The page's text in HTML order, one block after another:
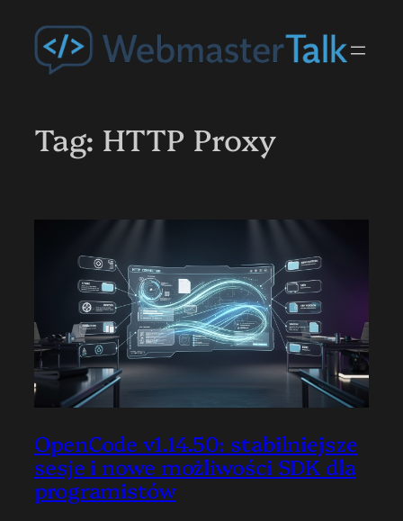
treści
Tag: HTTP Proxy
OpenCode v1.14.50: stabilniejsze
sesje i nowe możliwości SDK dla
programistów